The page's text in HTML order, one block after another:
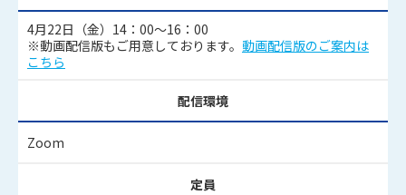
4月22日（金）14：00～16：00
※動画配信版もご用意しております。 動画配信版のご案内は
こちら
配信環境
Zoom
定員